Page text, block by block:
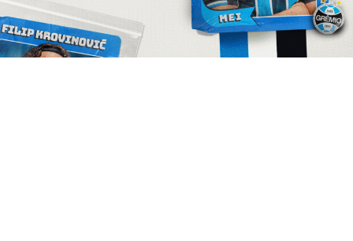
encerrar o vínculo de forma amigável após cinco
temporadas.